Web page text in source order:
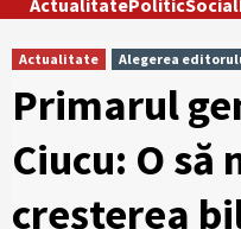
ActualitatePoliticSocial
Actualitate Alegerea
Primarul
Ciucu: O să
creşterea